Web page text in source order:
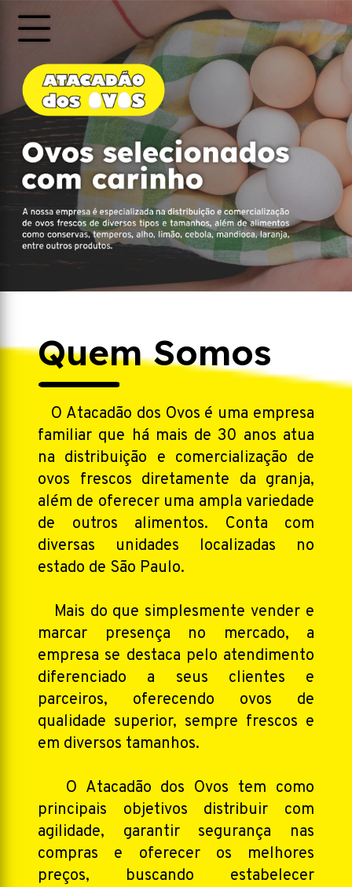
Quem Somos
O Atacadão dos Ovos é uma empresa
familiar que há mais de 30 anos atua
na distribuição e comercialização de
ovos frescos diretamente da granja,
além de oferecer uma ampla variedade
de outros alimentos. Conta com
diversas unidades localizadas no
estado de São Paulo.
Mais do que simplesmente vender e
marcar presença no mercado, a
empresa se destaca pelo atendimento
diferenciado a seus clientes e
parceiros, oferecendo ovos de
qualidade superior, sempre frescos e
em diversos tamanhos.
O Atacadão dos Ovos tem como
principais objetivos distribuir com
agilidade, garantir segurança nas
compras e oferecer os melhores
preços, buscando estabelecer